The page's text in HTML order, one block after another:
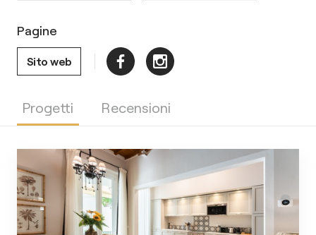
Pagine
Sito web
Progetti Recensioni